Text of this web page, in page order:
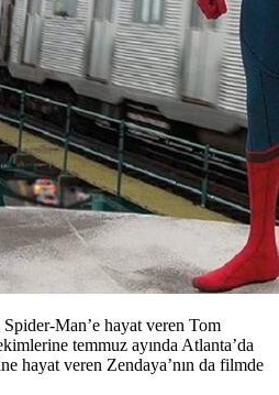
Man’e hayat veren Tom
temmuz ayında Atlanta’da
hayat veren Zendaya’nın da filmde